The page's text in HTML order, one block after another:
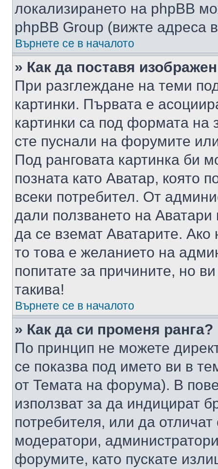
локализирането на phpBB
phpBB Group (вижте адреса
Върнете се в началото
» Как да поставя
При разглеждане на теми
картинки. Първата е
картинки са под формата на
сте пуснали на форумите
Под ранговата картинка би
позната като Аватар, която
всеки потребител. От
дали ползването на
да се вземат Аватарите.
то това е желанието на
попитате за причините, но
такива!
Върнете се в началото
» Как да си променя ранга?
По принцип не можете
се показва под името ви в
от Темата на форума). В
използват за да индицират
потребителя, или да
модератори,
форумите, като пускате